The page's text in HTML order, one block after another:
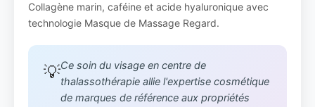
Collagène marin, caféine et acide hyaluronique avec
technologie Masque de Massage Regard.
💡Ce soin du visage en centre de
thalassothérapie allie l'expertise cosmétique
de marques de référence aux propriétés